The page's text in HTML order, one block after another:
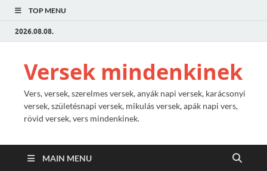
TOP MENU
2026.08.08.
Versek mindenkinek
Vers, versek, szerelmes versek, anyák napi versek, karácsonyi
versek, születésnapi versek, mikulás versek, apák napi vers,
rövid versek, vers mindenkinek.
MAIN MENU